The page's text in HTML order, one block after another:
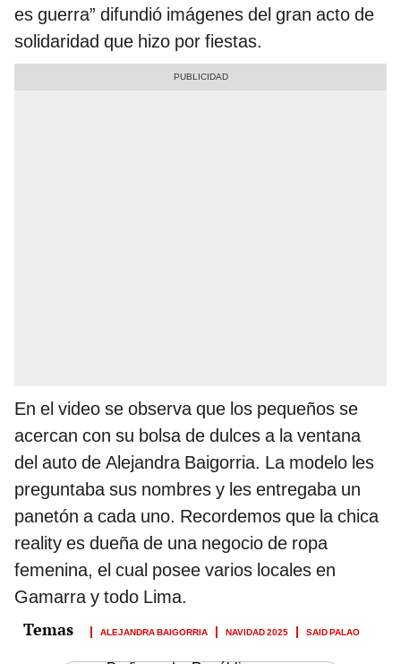
es guerra” difundió imágenes del gran acto de
solidaridad que hizo por fiestas.
En el video se observa que los pequeños se
acercan con su bolsa de dulces a la ventana
del auto de Alejandra Baigorria. La modelo les
preguntaba sus nombres y les entregaba un
panetón a cada uno. Recordemos que la chica
reality es dueña de una negocio de ropa
femenina, el cual posee varios locales en
Gamarra y todo Lima.
ALEJANDRA BAIGORRIA NAVIDAD 2025 SAID PALAO